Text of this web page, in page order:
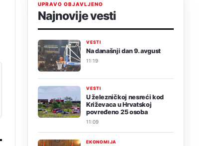
UPRAVO OBJAVLJENO
Najnovije vesti
VESTI
Na današnji dan 9. avgust
11:19
VESTI
U železničkoj nesreći kod
Križevaca u Hrvatskoj
povređeno 25 osoba
11:09
EKONOMIJA